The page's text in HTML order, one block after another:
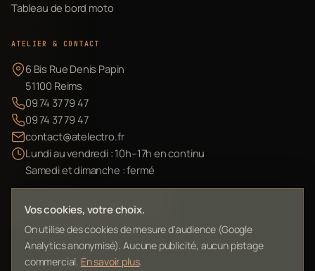
Tableau de bord moto
ATELIER & CONTACT
6 Bis Rue Denis Papin
51100 Reims
09 74 37 79 47
09 74 37 79 47
contact@atelectro.fr
Lundi au vendredi : 10h–17h en continu
Samedi et dimanche : fermé
Envoyer mon matériel
Vos cookies, votre choix.
On utilise des cookies de mesure d'audience (Google
Analytics anonymisé). Aucune publicité, aucun pistage
commercial. En savoir plus.